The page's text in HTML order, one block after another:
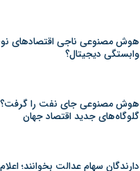
هوش مصنوعی ناجی اقتصادهای
وابستگی دیجیتال؟
هوش مصنوعی جای نفت را گرفت؟؛
گلوگاه‌های جدید اقتصاد جهان
دارندگان سهام عدالت بخوانند؛